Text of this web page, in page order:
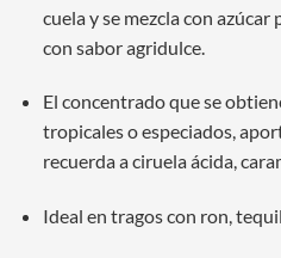
cuela y se mezcla con
con sabor agridulce.
El concentrado que se
tropicales o especiados,
recuerda a ciruela ácida,
Ideal en tragos con ron,